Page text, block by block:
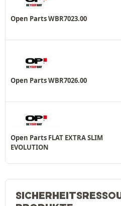
Open Parts WBR7023.00
Open Parts WBR7026.00
Open Parts FLAT EXTRA SLIM
EVOLUTION